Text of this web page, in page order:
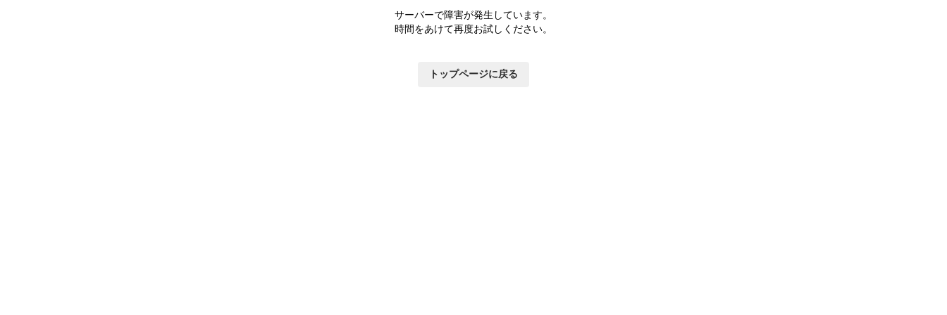
サーバーで障害が発生しています。
時間をあけて再度お試しください。
トップページに戻る